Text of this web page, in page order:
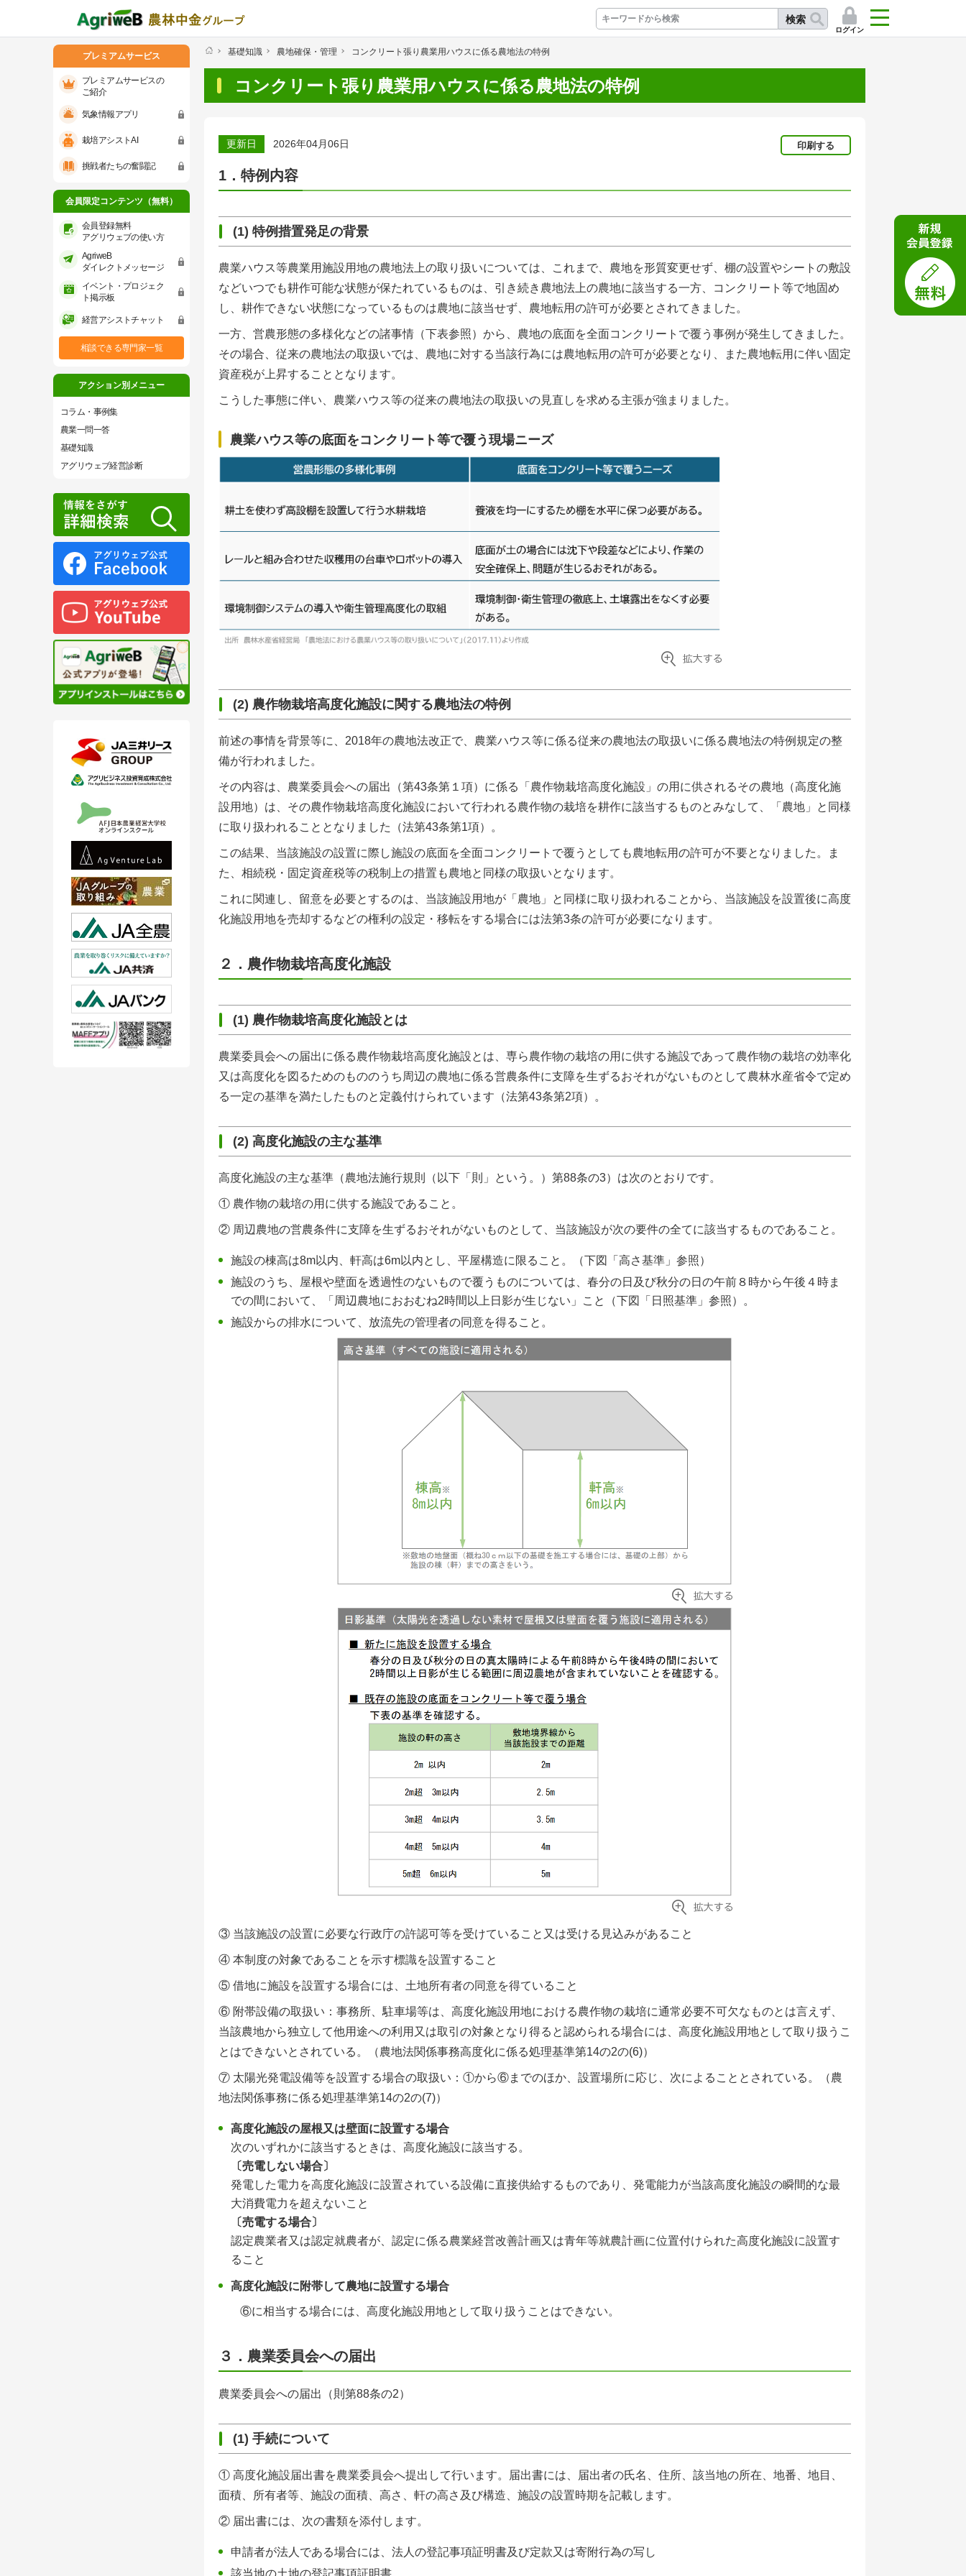
検索
ログイン
プレミアムサービス
プレミアムサービスのご紹介
会員限定コンテンツ（無料）
会員登録無料 アグリウェブの使い方
AgriweBダイレクトメッセージ
イベント・プロジェクト掲示板
経営アシストチャット
農業一問一答
アグリウェブ経営診断
基礎知識 農地確保・管理 コンクリート張り農業用ハウスに係る農地法の特例
コンクリート張り農業用ハウスに係る農地法の特例
更新日 2026年04月06日 印刷する
1．特例内容
(1) 特例措置発足の背景
農業ハウス等農業用施設用地の農地法上の取り扱いについては、これまで、農地を形質変更せず、棚の設置やシートの敷設
などいつでも耕作可能な状態が保たれているものは、引き続き農地法上の農地に該当する一方、コンクリート等で地固め
し、耕作できない状態になっているものは農地に該当せず、農地転用の許可が必要とされてきました。
一方、営農形態の多様化などの諸事情（下表参照）から、農地の底面を全面コンクリートで覆う事例が発生してきました。
その場合、従来の農地法の取扱いでは、農地に対する当該行為には農地転用の許可が必要となり、また農地転用に伴い固定
資産税が上昇することとなります。
こうした事態に伴い、農業ハウス等の従来の農地法の取扱いの見直しを求める主張が強まりました。
農業ハウス等の底面をコンクリート等で覆う現場ニーズ
(2) 農作物栽培高度化施設に関する農地法の特例
前述の事情を背景等に、 2018年の農地法改正で、農業ハウス等に係る従来の農地法の取扱いに係る農地法の特例規定の整
備が行われました。
その内容は、農業委員会への届出（第43条第１項）に係る「農作物栽培高度化施設」の用に供されるその農地（高度化施
設用地）は、その農作物栽培高度化施設において行われる農作物の栽培を耕作に該当するものとみなして、「農地」と同様
に取り扱われることとなりました（法第43条第1項）。
この結果、当該施設の設置に際し施設の底面を全面コンクリートで覆うとしても農地転用の許可が不要となりました。ま
た、相続税・固定資産税等の税制上の措置も農地と同様の取扱いとなります。
これに関連し、留意を必要とするのは、当該施設用地が「農地」と同様に取り扱われることから、当該施設を設置後に高度
化施設用地を売却するなどの権利の設定・移転をする場合には法第3条の許可が必要になります。
２． 農作物栽培高度化施設
(1) 農作物栽培高度化施設とは
農業委員会への届出に係る農作物栽培高度化施設とは、専ら農作物の栽培の用に供する施設であって農作物の栽培の効率化
又は高度化を図るためのもののうち周辺の農地に係る営農条件に支障を生ずるおそれがないものとして農林水産省令で定め
る一定の基準を満たしたものと定義付けられています（法第43条第2項）。
(2) 高度化施設の主な基準
高度化施設の主な基準（農地法施行規則（以下「則」という。）第88条の3）は次のとおりです。
① 農作物の栽培の用に供する施設であること。
② 周辺農地の営農条件に支障を生ずるおそれがないものとして、当該施設が次の要件の全てに該当するものであること。
施設の棟高は8m以内、軒高は6m以内とし、平屋構造に限ること。（下図「高さ基準」参照）
施設のうち、屋根や壁面を透過性のないもので覆うものについては、春分の日及び秋分の日の午前８時から午後４時ま
での間において、「周辺農地におおむね2時間以上日影が生じない」こと（下図「日照基準」参照）。
施設からの排水について、放流先の管理者の同意を得ること。
③ 当該施設の設置に必要な行政庁の許認可等を受けていること又は受ける見込みがあること
④ 本制度の対象であることを示す標識を設置すること
⑤ 借地に施設を設置する場合には、土地所有者の同意を得ていること
⑥ 附帯設備の取扱い：事務所、駐車場等は、高度化施設用地における農作物の栽培に通常必要不可欠なものとは言えず、
当該農地から独立して他用途への利用又は取引の対象となり得ると認められる場合には、高度化施設用地として取り扱うこ
とはできないとされている。（農地法関係事務高度化に係る処理基準第14の2の(6)）
⑦ 太陽光発電設備等を設置する場合の取扱い：①から⑥までのほか、設置場所に応じ、次によることとされている。（農
地法関係事務に係る処理基準第14の2の(7)）
高度化施設の屋根又は壁面に設置する場合
次のいずれかに該当するときは、高度化施設に該当する。
〔売電しない場合〕
発電した電力を高度化施設に設置されている設備に直接供給するものであり、発電能力が当該高度化施設の瞬間的な最
大消費電力を超えないこと
〔売電する場合〕
認定農業者又は認定就農者が、認定に係る農業経営改善計画又は青年等就農計画に位置付けられた高度化施設に設置す
ること
高度化施設に附帯して農地に設置する場合
⑥に相当する場合には、高度化施設用地として取り扱うことはできない。
３．農業委員会への届出
農業委員会への届出（則第88条の2）
(1) 手続について
① 高度化施設届出書を農業委員会へ提出して行います。届出書には、届出者の氏名、住所、該当地の所在、地番、地目、
面積、所有者等、施設の面積、高さ、軒の高さ及び構造、施設の設置時期を記載します。
② 届出書には、次の書類を添付します。
申請者が法人である場合には、法人の登記事項証明書及び定款又は寄附行為の写し
該当地の土地の登記事項証明書
プレミアムサービス
プレミアムサービスの
ご紹介
気象情報アプリ
栽培アシストAI
挑戦者たちの奮闘記
会員限定コンテンツ（無料）
会員登録無料
アグリウェブの使い方
AgriweB
ダイレクトメッセージ
イベント・プロジェク
ト掲示板
経営アシストチャット
相談できる専門家一覧
アクション別メニュー
コラム・事例集
農業一問一答
基礎知識
アグリウェブ経営診断